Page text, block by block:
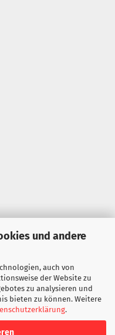
und andere
auch von
der Website zu
zu analysieren und
bieten zu können. Weitere
.